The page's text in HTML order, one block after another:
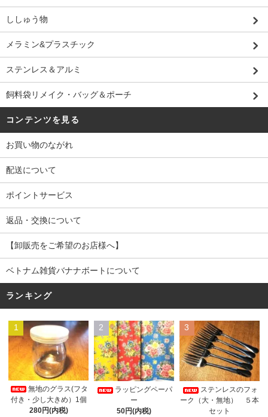
ししゅう物
メラミン&プラスチック
ステンレス＆アルミ
飼料袋リメイク・バッグ＆ポーチ
コンテンツを見る
お買い物のながれ
配送について
ポイントサービス
返品・交換について
【卸販売をご希望のお店様へ】
ベトナム雑貨バナナボートについて
ランキング
1
無地のグラス(フタ
付き・少し大きめ）1個
280円(内税)
2
ラッピングペーパ
ー
50円(内税)
3
ステンレスのフォ
ーク（大・無地） ５本
セット